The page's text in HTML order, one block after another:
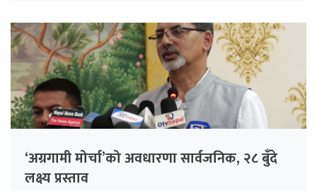
‘अग्रगामी मोर्चा’को अवधारणा सार्वजनिक, २८ बुँदे
लक्ष्य प्रस्ताव